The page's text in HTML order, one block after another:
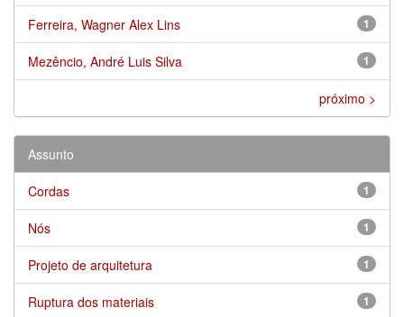
1
Ferreira, Wagner Alex Lins
1
Mezêncio, André Luis Silva
próximo >
Assunto
1
Cordas
1
Nós
1
Projeto de arquitetura
1
Ruptura dos materiais